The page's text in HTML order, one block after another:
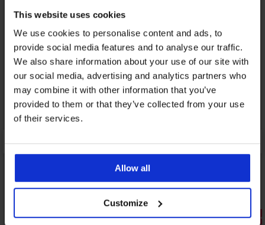
This website uses cookies
We use cookies to personalise content and ads, to
provide social media features and to analyse our traffic.
We also share information about your use of our site with
our social media, advertising and analytics partners who
may combine it with other information that you’ve
provided to them or that they’ve collected from your use
of their services.
Allow all
Customize
-25% ALL25 Έκπτωση -